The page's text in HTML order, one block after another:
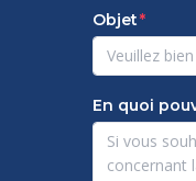
Objet
En quoi